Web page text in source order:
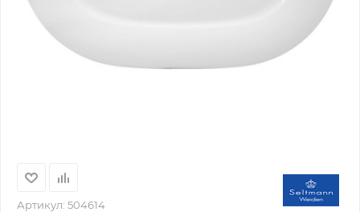
Артикул: 504614